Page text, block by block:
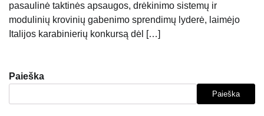
pasaulinė taktinės apsaugos, drėkinimo sistemų ir
modulinių krovinių gabenimo sprendimų lyderė, laimėjo
Italijos karabinierių konkursą dėl […]
Paieška
Paieška